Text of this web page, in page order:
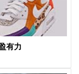
有力